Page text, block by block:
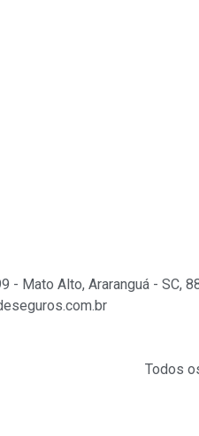
- Mato Alto, Araranguá - SC,
Todos